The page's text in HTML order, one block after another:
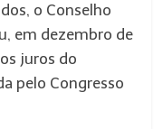
o Conselho
em dezembro de
juros do
pelo Congresso